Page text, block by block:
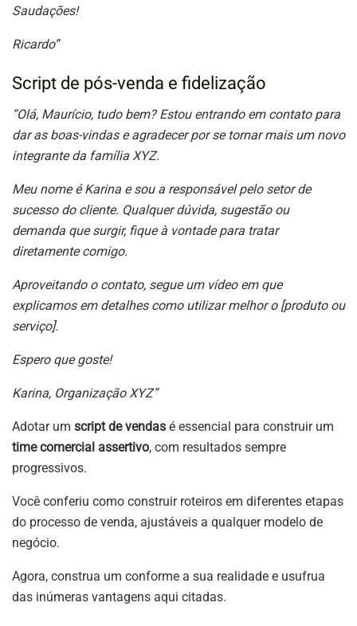
Saudações!
Ricardo”
Script de pós-venda e fidelização
“Olá, Maurício, tudo bem? Estou entrando em contato para
dar as boas-vindas e agradecer por se tornar mais um novo
integrante da família XYZ.
Meu nome é Karina e sou a responsável pelo setor de
sucesso do cliente. Qualquer dúvida, sugestão ou
demanda que surgir, fique à vontade para tratar
diretamente comigo.
Aproveitando o contato, segue um vídeo em que
explicamos em detalhes como utilizar melhor o [produto ou
serviço].
Espero que goste!
Karina, Organização XYZ”
Adotar um script de vendas é essencial para construir um
time comercial assertivo, com resultados sempre
progressivos.
Você conferiu como construir roteiros em diferentes etapas
do processo de venda, ajustáveis a qualquer modelo de
negócio.
Agora, construa um conforme a sua realidade e usufrua
das inúmeras vantagens aqui citadas.